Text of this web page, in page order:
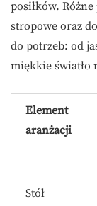
posiłków.
stropowe oraz
do potrzeb: od
miękkie światło
Element
aranżacji
Stół